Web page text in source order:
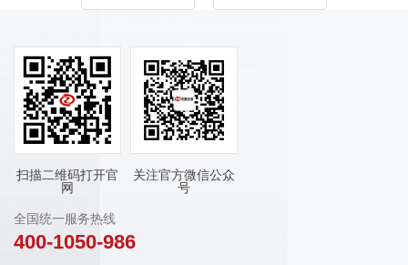
扫描二维码打开官
网
关注官方微信公众
号
全国统一服务热线
400-1050-986